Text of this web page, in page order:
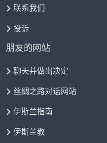
联系我们
投诉
朋友的网站
聊天并做出决定
丝绸之路对话网站
伊斯兰指南
伊斯兰教